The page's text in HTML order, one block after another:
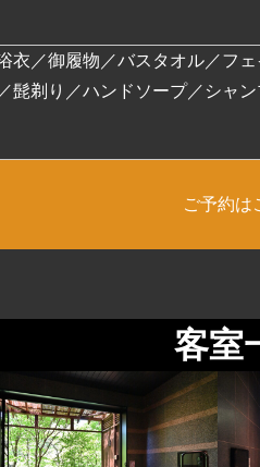
衣／御履物／バスタオル／フ
髭剃り／ハンドソープ／シャ
ご予約は
客室